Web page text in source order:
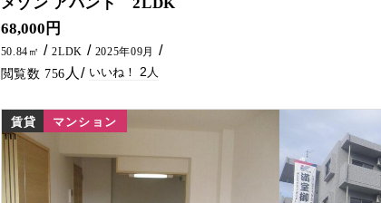
メゾン アバント 2LDK
北一ケ岡区域に鉄筋コンクリートの築浅物件が出ました！！ インターネット無料等設備も沢山ついててオススメです(^^♪ スーパーにも歩いて行け
68,000円
50.84㎡ 2LDK 2025年09月
756 2
賃貸 マンション